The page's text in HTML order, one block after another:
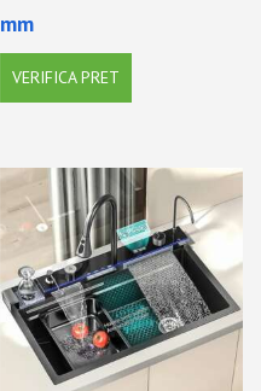
mm
VERIFICA PRET